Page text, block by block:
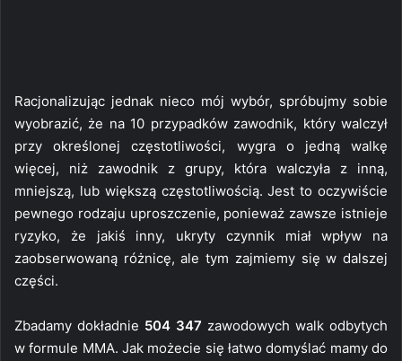
Racjonalizując jednak nieco mój wybór, spróbujmy sobie
wyobrazić, że na 10 przypadków zawodnik, który walczył
przy określonej częstotliwości, wygra o jedną walkę
więcej, niż zawodnik z grupy, która walczyła z inną,
mniejszą, lub większą częstotliwością. Jest to oczywiście
pewnego rodzaju uproszczenie, ponieważ zawsze istnieje
ryzyko, że jakiś inny, ukryty czynnik miał wpływ na
zaobserwowaną różnicę, ale tym zajmiemy się w dalszej
części.
Zbadamy dokładnie 504 347 zawodowych walk odbytych
w formule MMA. Jak możecie się łatwo domyślać mamy do